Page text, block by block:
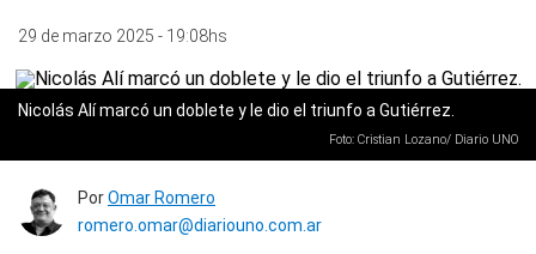
29 de marzo 2025 - 19:08hs
Nicolás Alí marcó un doblete y le dio el triunfo a Gutiérrez.
Foto: Cristian Lozano/ Diario UNO
PorOmar Romero
romero.omar@diariouno.com.ar